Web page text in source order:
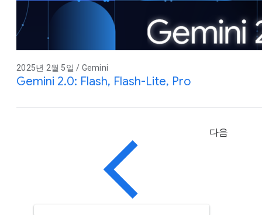
2025년 2월 5일 / Gemini
Gemini 2.0: Flash, Flash-Lite, Pro
다음